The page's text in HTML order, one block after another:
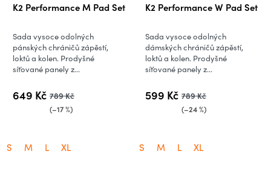
K2 Performance M Pad Set
649 Kč 789 Kč
(–17 %)
Sada vysoce odolných
pánských chráničů zápěstí,
loktů a kolen. Prodyšné
síťované panely z...
S M L XL
K2 Performance W Pad Set
599 Kč 789 Kč
(–24 %)
Sada vysoce odolných
dámských chráničů zápěstí,
loktů a kolen. Prodyšné
síťované panely z...
S M L XL